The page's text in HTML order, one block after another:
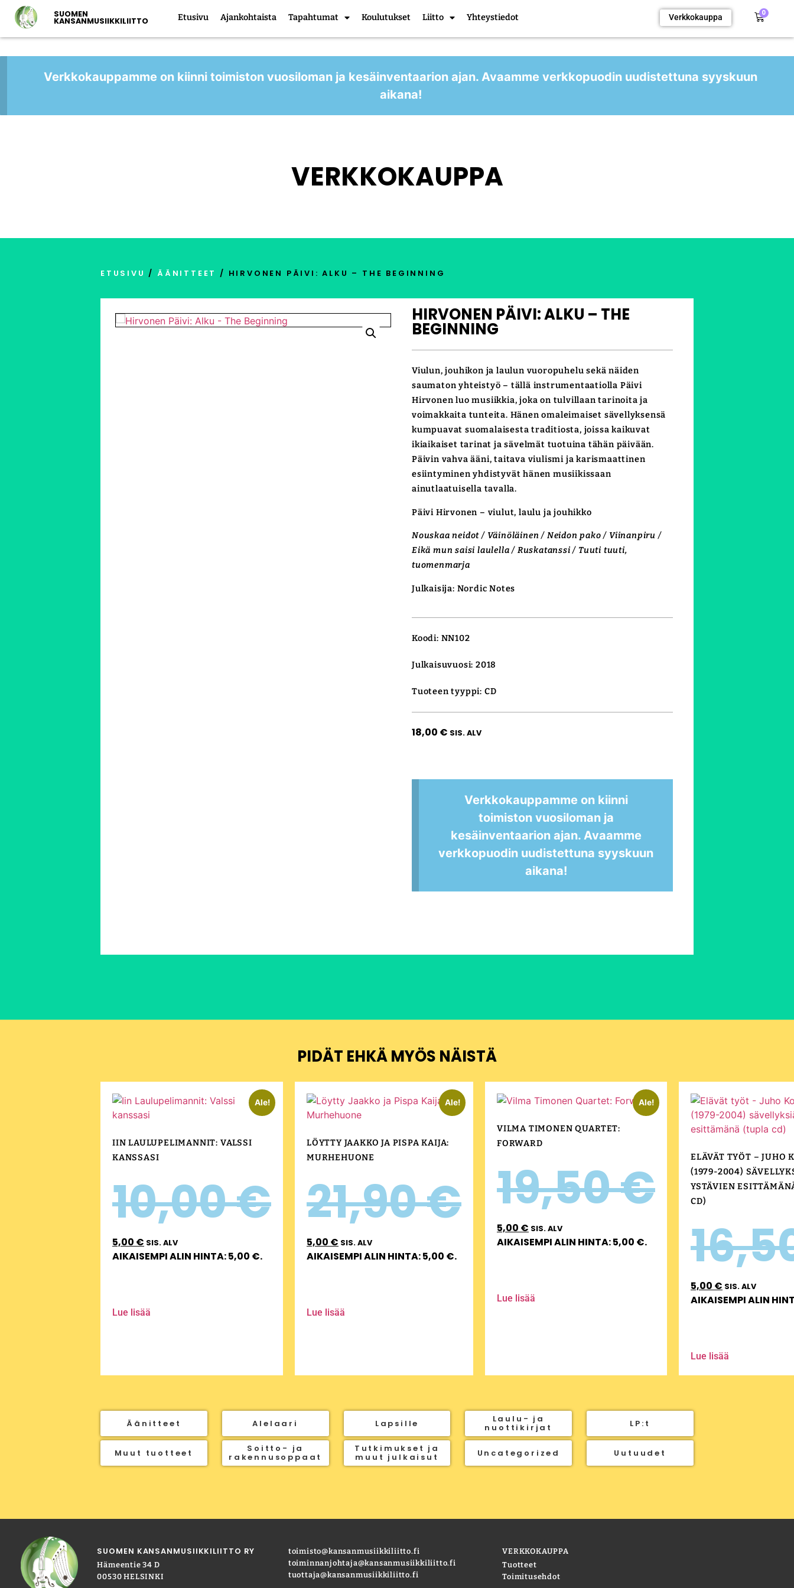
SUOMEN
KANSANMUSIIKKILIITTO Etusivu Ajankohtaista Tapahtumat Koulutukset Liitto Yhteystiedot Verkkokauppa 0
Verkkokauppamme on kiinni toimiston vuosiloman ja kesäinventaarion ajan. Avaamme verkkopuodin uudistettuna syyskuun
aikana!
VERKKOKAUPPA
ETUSIVU / ÄÄNITTEET / HIRVONEN PÄIVI: ALKU – THE BEGINNING
HIRVONEN PÄIVI: ALKU – THE
BEGINNING
Viulun, jouhikon ja laulun vuoropuhelu sekä näiden
saumaton yhteistyö – tällä instrumentaatiolla Päivi
Hirvonen luo musiikkia, joka on tulvillaan tarinoita ja
voimakkaita tunteita. Hänen omaleimaiset sävellyksensä
kumpuavat suomalaisesta traditiosta, joissa kaikuvat
ikiaikaiset tarinat ja sävelmät tuotuina tähän päivään.
Päivin vahva ääni, taitava viulismi ja karismaattinen
esiintyminen yhdistyvät hänen musiikissaan
ainutlaatuisella tavalla.
Päivi Hirvonen – viulut, laulu ja jouhikko
Nouskaa neidot / Väinöläinen / Neidon pako / Viinanpiru /
Eikä mun saisi laulella / Ruskatanssi / Tuuti tuuti,
tuomenmarja
Julkaisija: Nordic Notes
Koodi: NN102
Julkaisuvuosi: 2018
Tuoteen tyyppi: CD
18,00 € SIS. ALV
Verkkokauppamme on kiinni
toimiston vuosiloman ja
kesäinventaarion ajan. Avaamme
verkkopuodin uudistettuna syyskuun
aikana!
PIDÄT EHKÄ MYÖS NÄISTÄ
Ale!
IIN LAULUPELIMANNIT: VALSSI
KANSSASI
10,00€
5,00 € SIS. ALV
AIKAISEMPI ALIN HINTA:5,00 €.
Lue lisää
Ale!
LÖYTTY JAAKKO JA PISPA KAIJA:
MURHEHUONE
21,90€
5,00 € SIS. ALV
AIKAISEMPI ALIN HINTA:5,00 €.
Lue lisää
Ale!
VILMA TIMONEN QUARTET:
FORWARD
19,50€
5,00 € SIS. ALV
AIKAISEMPI ALIN HINTA:5,00 €.
Lue lisää
ELÄVÄT TYÖT – JUHO
(1979-2004)
YSTÄVIEN
CD)
5,00 € SIS. ALV
AIKAISEMPI ALIN
Lue lisää
Äänitteet Alelaari Lapsille Laulu- ja
nuottikirjat LP:t
Muut tuotteet Soitto- ja
rakennusoppaat
Tutkimukset ja
muut julkaisut Uncategorized Uutuudet
SUOMEN KANSANMUSIIKKILIITTO RY
Hämeentie 34 D
00530 HELSINKI
toimisto@kansanmusiikkiliitto.fi
toiminnanjohtaja@kansanmusiikkiliitto.fi
tuottaja@kansanmusiikkiliitto.fi
VERKKOKAUPPA
Tuotteet
Toimitusehdot